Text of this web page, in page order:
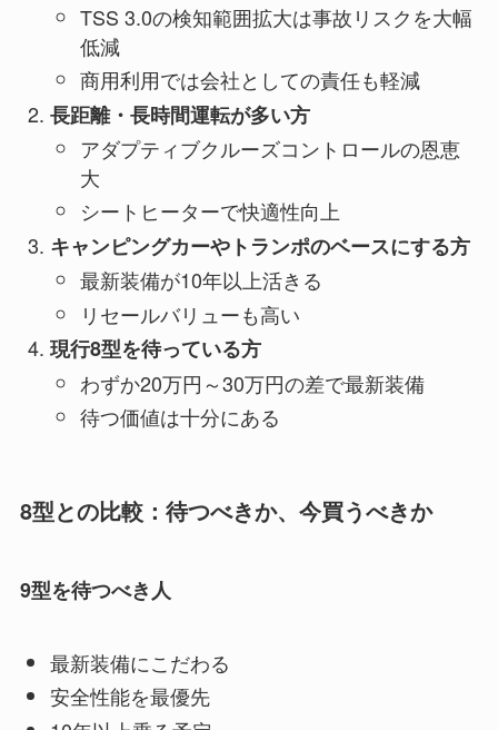
TSS 3.0の検知範囲拡大は事故リスクを大幅
低減
商用利用では会社としての責任も軽減
長距離・長時間運転が多い方
アダプティブクルーズコントロールの恩恵
大
シートヒーターで快適性向上
キャンピングカーやトランポのベースにする方
最新装備が10年以上活きる
リセールバリューも高い
現行8型を待っている方
わずか20万円～30万円の差で最新装備
待つ価値は十分にある
8型との比較：待つべきか、今買うべきか
9型を待つべき人
最新装備にこだわる
安全性能を最優先